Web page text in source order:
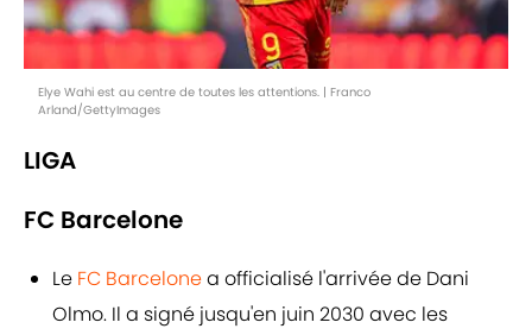
Elye Wahi est au centre de toutes les attentions. | Franco
Arland/GettyImages
LIGA
FC Barcelone
Le FC Barcelonea officialisé l'arrivée de Dani
Olmo. Il a signé jusqu'en juin 2030 avec les